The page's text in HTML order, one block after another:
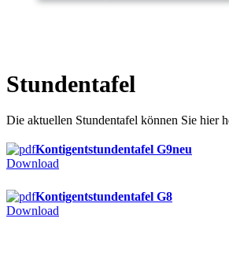
Stundentafel
Die aktuellen Stundentafel können Sie hier
Kontigentstundentafel G9neu
Download
Kontigentstundentafel G8
Download